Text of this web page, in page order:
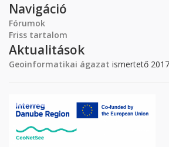
Navigáció
Fórumok
Friss tartalom
Aktualitások
Geoinformatikai ágazat ismertető 2017